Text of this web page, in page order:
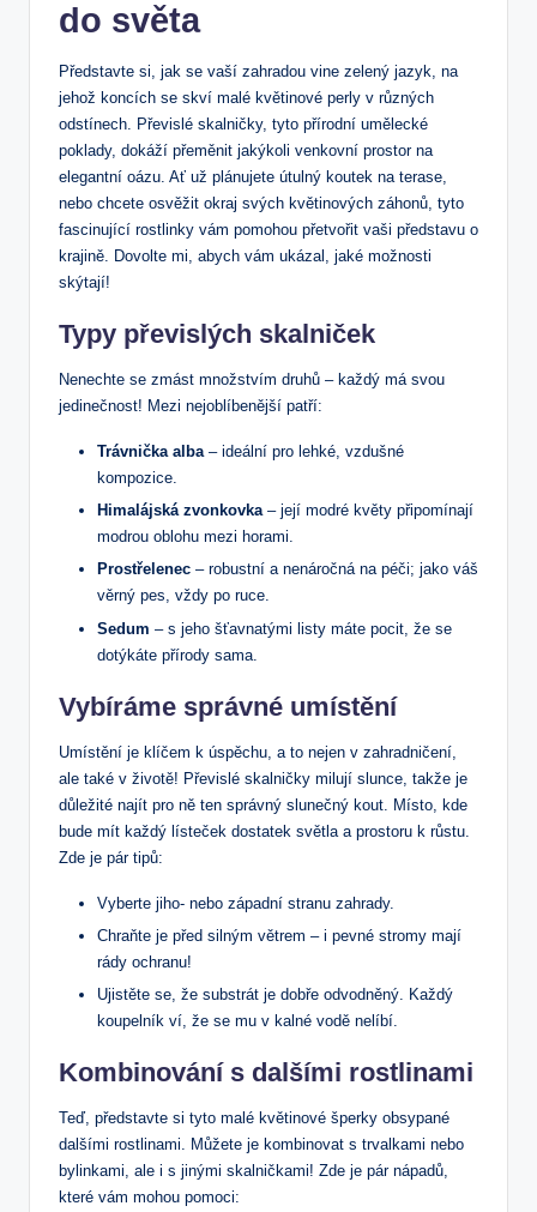
do světa
Představte si, jak se vaší zahradou vine zelený jazyk, na
jehož koncích se skví malé květinové perly v různých
odstínech. Převislé skalničky, tyto přírodní umělecké
poklady, dokáží přeměnit jakýkoli venkovní prostor na
elegantní oázu. Ať už plánujete útulný koutek na terase,
nebo chcete osvěžit okraj svých květinových záhonů, tyto
fascinující rostlinky vám pomohou přetvořit vaši představu o
krajině. Dovolte mi, abych vám ukázal, jaké možnosti
skýtají!
Typy převislých skalniček
Nenechte se zmást množstvím druhů – každý má svou
jedinečnost! Mezi nejoblíbenější patří:
Trávnička alba– ideální pro lehké, vzdušné
kompozice.
Himalájská zvonkovka– její modré květy připomínají
modrou oblohu mezi horami.
Prostřelenec – robustní a nenáročná na péči; jako váš
věrný pes, vždy po ruce.
Sedum – s jeho šťavnatými listy máte pocit, že se
dotýkáte přírody sama.
Vybíráme správné umístění
Umístění je klíčem k úspěchu, a to nejen v zahradničení,
ale také v životě! Převislé skalničky milují slunce, takže je
důležité najít pro ně ten správný slunečný kout. Místo, kde
bude mít každý lísteček dostatek světla a prostoru k růstu.
Zde je pár tipů:
Vyberte jiho- nebo západní stranu zahrady.
Chraňte je před silným větrem – i pevné stromy mají
rády ochranu!
Ujistěte se, že substrát je dobře odvodněný. Každý
koupelník ví, že se mu v kalné vodě nelíbí.
Kombinování s dalšími rostlinami
Teď, představte si tyto malé květinové šperky obsypané
dalšími rostlinami. Můžete je kombinovat s trvalkami nebo
bylinkami, ale i s jinými skalničkami! Zde je pár nápadů,
které vám mohou pomoci: